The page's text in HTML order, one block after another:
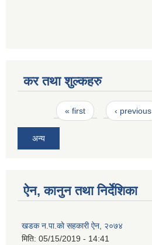
कर तथा शुल्कहरु
Pages« first ‹ previous
अन्य
ऐन, कानुन तथा निर्देशिका
खडक न.पा.काे सहकारी ऐन, २०७४
मिति: 05/15/2019 - 14:41